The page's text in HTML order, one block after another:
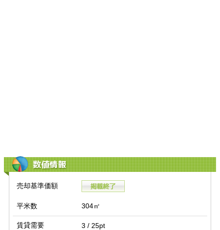
数値情報
売却基準価額
平米数 304㎡
賃貸需要 3 / 25pt